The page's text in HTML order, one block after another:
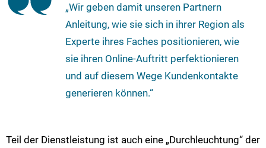
„Wir geben damit unseren Partnern
Anleitung, wie sie sich in ihrer Region als
Experte ihres Faches positionieren, wie
sie ihren Online-Auftritt perfektionieren
und auf diesem Wege Kundenkontakte
generieren können.“
Teil der Dienstleistung ist auch eine „Durchleuchtung“ der